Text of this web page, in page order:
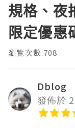
規格、夜
限定優惠
瀏覽次數:708
Dblog
發佈於